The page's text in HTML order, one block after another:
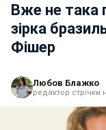
Вже не така
зірка
Фішер
Любов Блажко
редактор стрічки